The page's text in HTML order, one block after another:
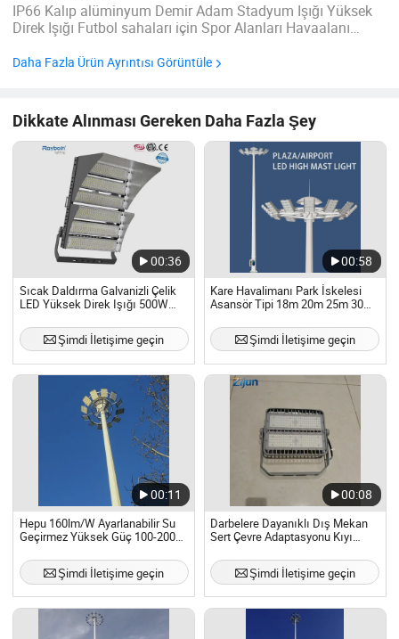
IP66 Kalıp alüminyum Demir Adam Stadyum Işığı Yüksek
Direk Işığı Futbol sahaları için Spor Alanları Havaalanı
ışık bozulması ve uzun ömür * Uluslararası ...
Daha Fazla Ürün Ayrıntısı Görüntüle
Dikkate Alınması Gereken Daha Fazla Şey
00:36
Sıcak Daldırma Galvanizli Çelik
LED Yüksek Direk Işığı 500W
1200W 1250W 1500W Enerji
Tasarruflu Futbol Sahası Spor
Şimdi İletişime geçin
00:58
Kare Havalimanı Park İskelesi
Asansör Tipi 18m 20m 25m 30m
Şimdi İletişime geçin
00:11
Hepu 160lm/W Ayarlanabilir Su
Geçirmez Yüksek Güç 100-200W
Işığı Dış Mekan Havaalanı
Stadyum Golf Sahası Konteyner
Şimdi İletişime geçin
00:08
Darbelere Dayanıklı Dış Mekan
Sert Çevre Adaptasyonu Kıyı
Işığı
Şimdi İletişime geçin